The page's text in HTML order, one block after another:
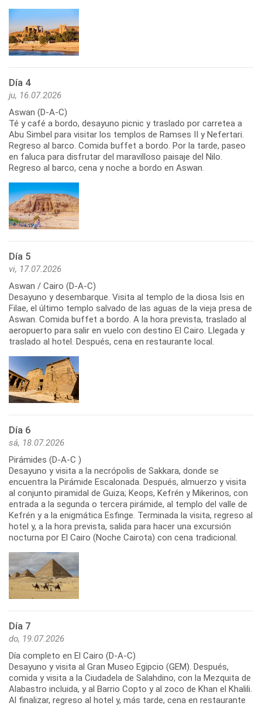
Día 4
ju, 16.07.2026
Aswan (D-A-C)
Té y café a bordo, desayuno picnic y traslado por carretea a
Abu Simbel para visitar los templos de Ramses II y Nefertari.
Regreso al barco. Comida buffet a bordo. Por la tarde, paseo
en faluca para disfrutar del maravilloso paisaje del Nilo.
Regreso al barco, cena y noche a bordo en Aswan.
Día 5
vi, 17.07.2026
Aswan / Cairo (D-A-C)
Desayuno y desembarque. Visita al templo de la diosa Isis en
Filae, el último templo salvado de las aguas de la vieja presa de
Aswan. Comida buffet a bordo. A la hora prevista, traslado al
aeropuerto para salir en vuelo con destino El Cairo. Llegada y
traslado al hotel. Después, cena en restaurante local.
Día 6
sá, 18.07.2026
Pirámides (D-A-C )
Desayuno y visita a la necrópolis de Sakkara, donde se
encuentra la Pirámide Escalonada. Después, almuerzo y visita
al conjunto piramidal de Guiza; Keops, Kefrén y Mikerinos, con
entrada a la segunda o tercera pirámide, al templo del valle de
Kefrén y a la enigmática Esfinge. Terminada la visita, regreso al
hotel y, a la hora prevista, salida para hacer una excursión
nocturna por El Cairo (Noche Cairota) con cena tradicional.
Día 7
do, 19.07.2026
Día completo en El Cairo (D-A-C)
Desayuno y visita al Gran Museo Egipcio (GEM). Después,
comida y visita a la Ciudadela de Salahdino, con la Mezquita de
Alabastro incluida, y al Barrio Copto y al zoco de Khan el Khalili.
Al finalizar, regreso al hotel y, más tarde, cena en restaurante